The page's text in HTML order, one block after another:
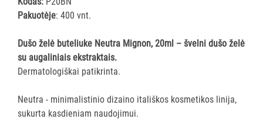
PRIEMONĖS
PURVĄ
KILIMĖLIAI
Pakuotėje: 400 vnt.
Dušo želė buteliuke Neutra Mignon, 20ml – švelni dušo želė
su augaliniais ekstraktais.
Dermatologiškai patikrinta.
Neutra - minimalistinio dizaino itališkos kosmetikos linija,
sukurta kasdieniam naudojimui.